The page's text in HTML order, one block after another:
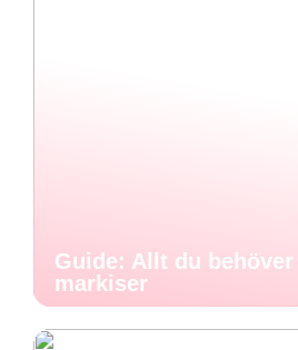
Guide: Allt du behöver
markiser